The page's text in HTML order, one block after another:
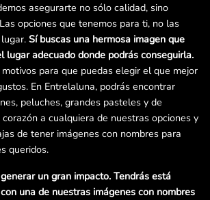
asegurarte no sólo calidad, sino
opciones que tenemos para ti, no las
Sí buscas una hermosa imagen que
lugar adecuado donde podrás conseguirla.
para que puedas elegir el que mejor
En Entrelaluna, podrás encontrar
peluches, grandes pasteles y de
a cualquiera de nuestras opciones y
de tener imágenes con nombres para
queridos.
un gran impacto. Tendrás está
una de nuestras imágenes con nombres